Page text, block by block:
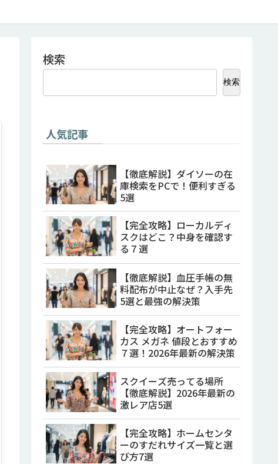
検索
検索
人気記事
【徹底解説】ダイソーの在
庫検索をPCで！便利すぎる
5選
【完全攻略】ローカルディ
スクはどこ？中身を確認す
る７選
【徹底解説】血圧手帳の無
料配布が中止なぜ？入手先
5選と最強の解決策
【完全攻略】オートフォー
カス メガネ 値段とおすすめ
７選！2026年最新の解決策
スクイーズ売ってる場所
【徹底解説】2026年最新の
激レア店5選
【完全攻略】ホームセンタ
ーのすだれサイズ一覧と選
び方7選